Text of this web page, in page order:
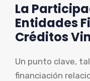
La
Entidades
Créditos
Un punto clave,
financiación